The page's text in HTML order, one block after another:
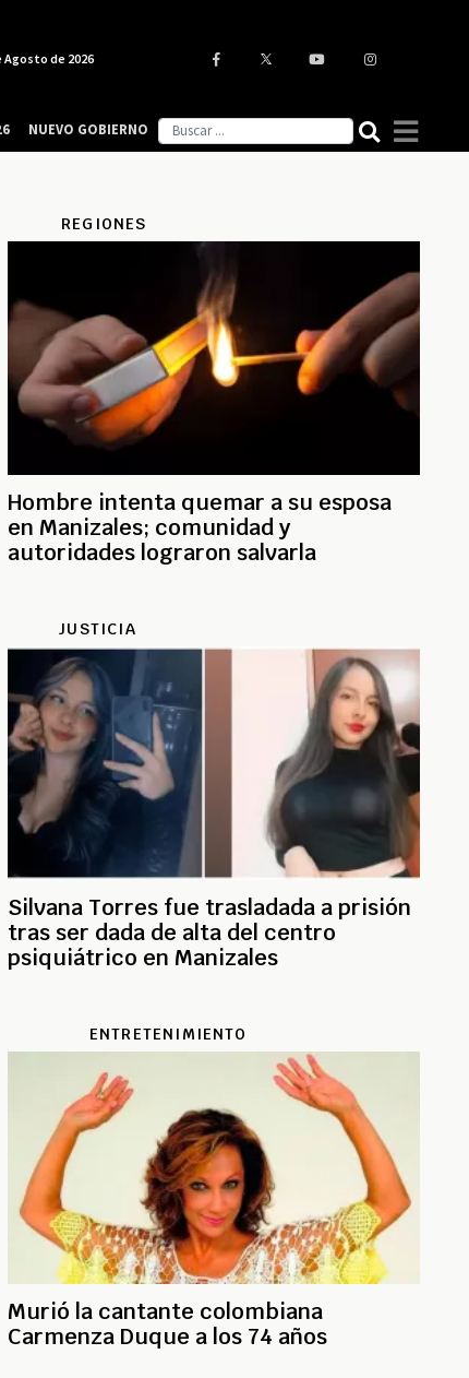
REGIONES
Hombre intenta quemar a su esposa
en Manizales; comunidad y
autoridades lograron salvarla
JUSTICIA
Silvana Torres fue trasladada a prisión
tras ser dada de alta del centro
psiquiátrico en Manizales
ENTRETENIMIENTO
Murió la cantante colombiana
Carmenza Duque a los 74 años
Agosto de 2026
NUEVO GOBIERNO